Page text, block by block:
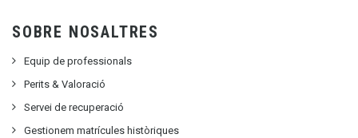
SOBRE NOSALTRES
Equip de professionals
Perits & Valoració
Servei de recuperació
Gestionem matrícules històriques